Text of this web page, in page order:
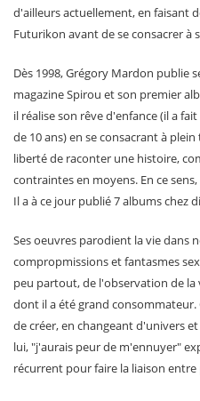
d'ailleurs actuellement, en faisant
Futurikon avant de se consacrer à
Dès 1998, Grégory Mardon publie
magazine Spirou et son premier
il réalise son rêve d'enfance (il a
de 10 ans) en se consacrant à plein
liberté de raconter une histoire,
contraintes en moyens. En ce
Il a à ce jour publié 7 albums chez
Ses oeuvres parodient la vie dans
compropmissions et fantasmes
peu partout, de l'observation de la
dont il a été grand
de créer, en changeant d'univers
lui, "j'aurais peur de m'ennuyer"
récurrent pour faire la liaison